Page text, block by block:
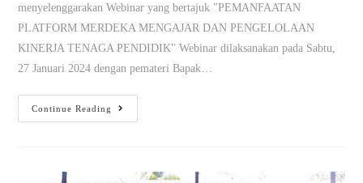
menyelenggarakan Webinar yang bertajuk "PEMANFAATAN
PLATFORM MERDEKA MENGAJAR DAN PENGELOLAAN
KINERJA TENAGA PENDIDIK" Webinar dilaksanakan pada Sabtu,
27 Januari 2024 dengan pemateri Bapak…
Continue Reading